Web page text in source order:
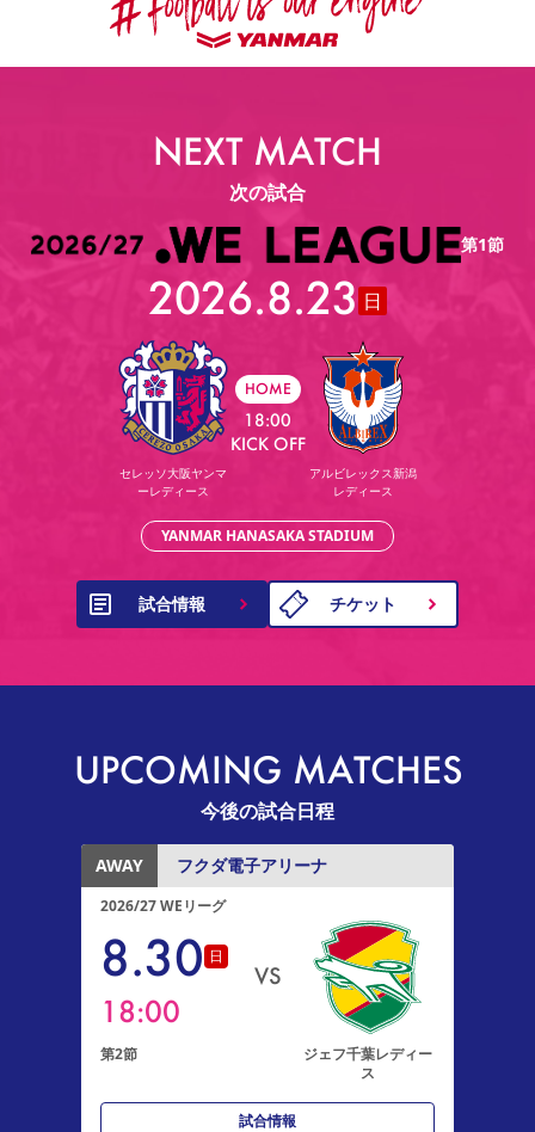
NEXT MATCH
次の試合
第1節
2026.8.23 日
セレッソ大阪ヤンマ
ーレディース
HOME
18:00
KICK OFF
アルビレックス新潟
レディース
YANMAR HANASAKA STADIUM
試合情報 チケット
UPCOMING MATCHES
今後の試合日程
AWAY フクダ電子アリーナ
2026/27 WEリーグ
8.30 日
18:00
VS
第2節
ジェフ千葉レディー
ス
試合情報